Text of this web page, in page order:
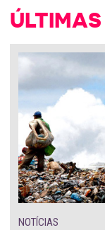
ÚLTIMAS
NOTÍCIAS